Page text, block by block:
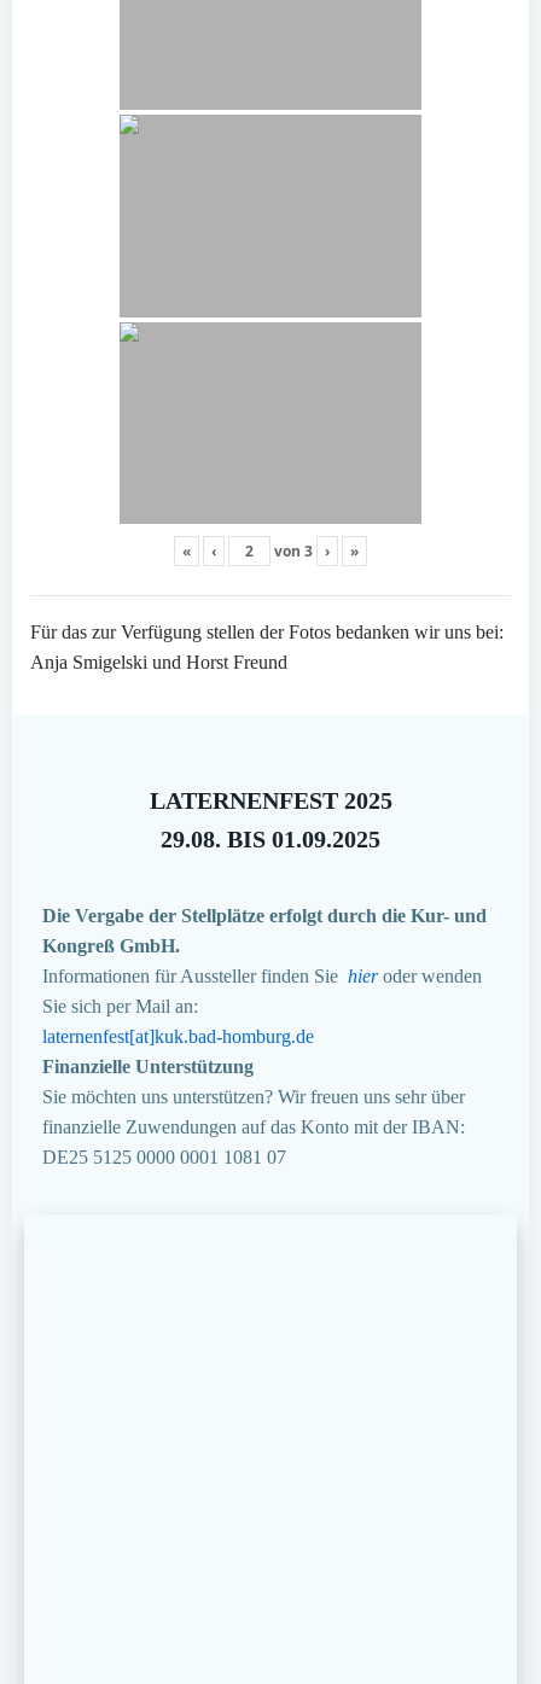
« ‹ von 3 › »
Für das zur Verfügung stellen der Fotos bedanken wir uns bei:
Anja Smigelski und Horst Freund
LATERNENFEST 2025
29.08. BIS 01.09.2025
Die Vergabe der Stellplätze erfolgt durch die Kur- und
Kongreß GmbH.
Informationen für Aussteller finden Sie hieroder wenden
Sie sich per Mail an:
laternenfest[at]kuk.bad-homburg.de
Finanzielle Unterstützung
Sie möchten uns unterstützen? Wir freuen uns sehr über
finanzielle Zuwendungen auf das Konto mit der IBAN:
DE25 5125 0000 0001 1081 07